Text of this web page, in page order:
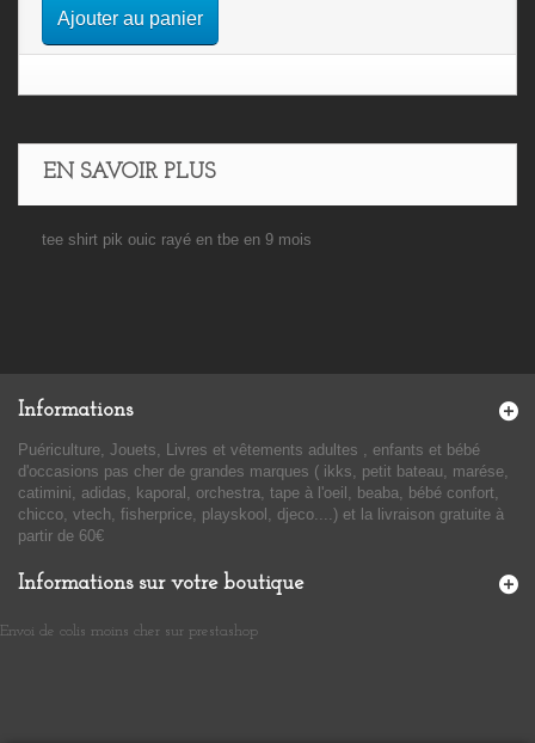
Ajouter au panier
EN SAVOIR PLUS
tee shirt pik ouic rayé en tbe en 9 mois
Informations
Puériculture, Jouets, Livres et vêtements adultes , enfants et bébé
d'occasions pas cher de grandes marques ( ikks, petit bateau, marése,
catimini, adidas, kaporal, orchestra, tape à l'oeil, beaba, bébé confort,
chicco, vtech, fisherprice, playskool, djeco....) et la livraison gratuite à
partir de 60€
Informations sur votre boutique
Envoi de colis moins cher sur prestashop